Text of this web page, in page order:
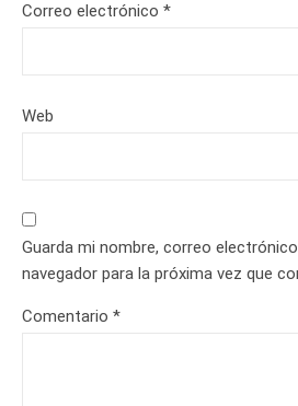
Correo electrónico *
Web
Guarda mi nombre, correo
navegador para la próxima vez que
Comentario *